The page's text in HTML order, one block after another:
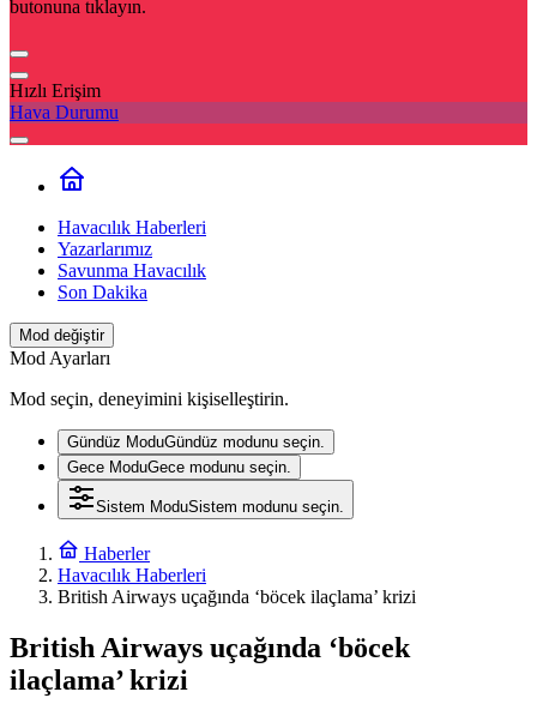
butonuna tıklayın.
Hızlı Erişim
Hava Durumu
Havacılık Haberleri
Yazarlarımız
Savunma Havacılık
Son Dakika
Mod değiştir
Mod Ayarları
Mod seçin, deneyimini kişiselleştirin.
Gündüz ModuGündüz modunu seçin.
Gece ModuGece modunu seçin.
Sistem ModuSistem modunu seçin.
Haberler
Havacılık Haberleri
British Airways uçağında ‘böcek ilaçlama’ krizi
British Airways uçağında ‘böcek
ilaçlama’ krizi